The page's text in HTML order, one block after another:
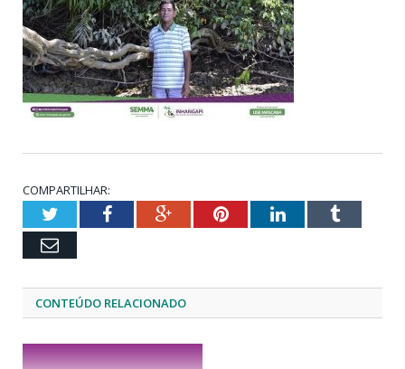
COMPARTILHAR:
TwitterFacebookGoogle+PinterestLinkedInTumblr
Email
CONTEÚDO RELACIONADO